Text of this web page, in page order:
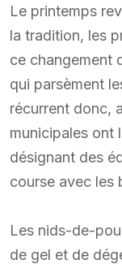
Le printemps
la tradition, les
ce changement
qui parsèment
récurrent donc,
municipales ont
désignant des
course avec les
Les nids-de-
de gel et de